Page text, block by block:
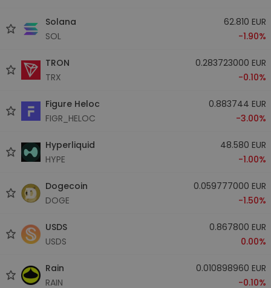
Solana
SOL
62.810 EUR
-1.90%
TRON
TRX
0.283723000 EUR
-0.10%
Figure Heloc
FIGR_HELOC
0.883744 EUR
-3.00%
Hyperliquid
HYPE
48.580 EUR
-1.00%
Dogecoin
DOGE
0.059777000 EUR
-1.50%
USDS
USDS
0.867800 EUR
0.00%
Rain
RAIN
0.010898960 EUR
-0.10%